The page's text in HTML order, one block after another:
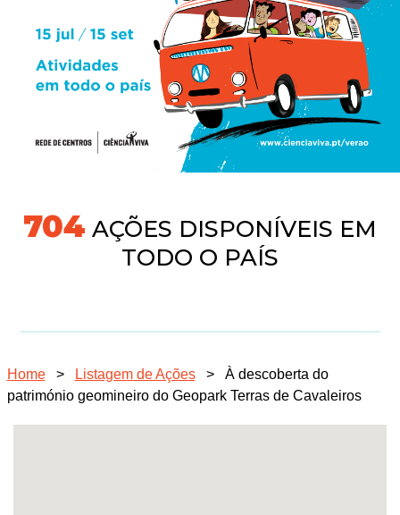
745AÇÕES DISPONÍVEIS EM
TODO O PAÍS
Home > Listagem de Ações >
À descoberta do
património geomineiro do Geopark Terras de Cavaleiros